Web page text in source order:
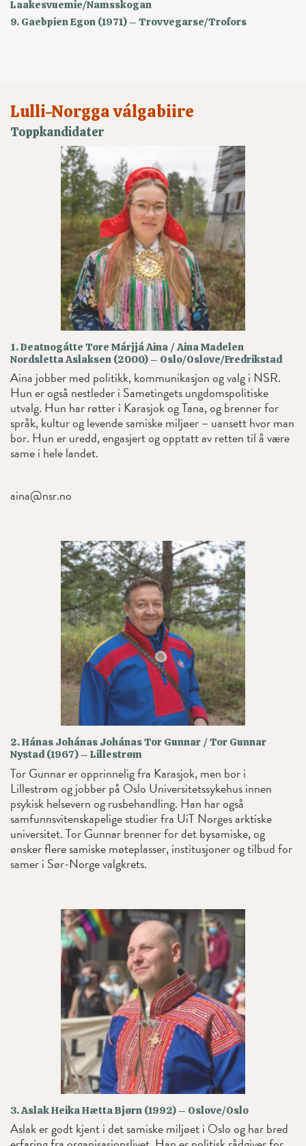
Laakesvuemie/Namsskogan
9. Gaebpien Egon (1971) – Trovvegarse/Trofors
Lulli-Norgga válgabiire
Toppkandidater
1. Deatnogátte Tore Márjjá Aina / Aina Madelen
Nordsletta Aslaksen (2000) – Oslo/Oslove/Fredrikstad
Aina jobber med politikk, kommunikasjon og valg i NSR.
Hun er også nestleder i Sametingets ungdomspolitiske
utvalg. Hun har røtter i Karasjok og Tana, og brenner for
språk, kultur og levende samiske miljøer – uansett hvor man
bor. Hun er uredd, engasjert og opptatt av retten til å være
same i hele landet.
aina@nsr.no
2. Hánas Johánas Johánas Tor Gunnar / Tor Gunnar
Nystad (1967) – Lillestrøm
Tor Gunnar er opprinnelig fra Karasjok, men bor i
Lillestrøm og jobber på Oslo Universitetssykehus innen
psykisk helsevern og rusbehandling. Han har også
samfunnsvitenskapelige studier fra UiT Norges arktiske
universitet. Tor Gunnar brenner for det bysamiske, og
ønsker flere samiske møteplasser, institusjoner og tilbud for
samer i Sør-Norge valgkrets.
3. Aslak Heika Hætta Bjørn (1992) – Oslove/Oslo
Aslak er godt kjent i det samiske miljøet i Oslo og har bred